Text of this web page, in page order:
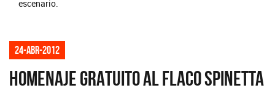
escenario.
24-abr-2012
HOMENAJE GRATUITO AL FLACO SPINETTA